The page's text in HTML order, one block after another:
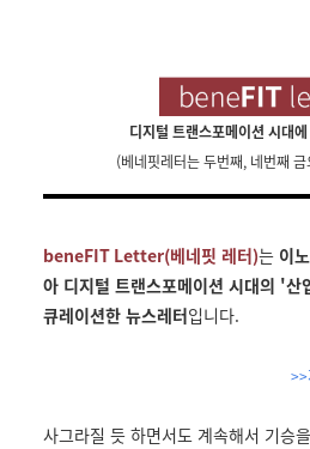
디지털 트랜스포메이션 시대
(베네핏레터는 두번째, 네번째
beneFIT Letter(베네핏 레터)는 이
아 디지털 트랜스포메이션 시대의 '
큐레이션한 뉴스레터입니다.
>>
사그라질 듯 하면서도 계속해서 기승